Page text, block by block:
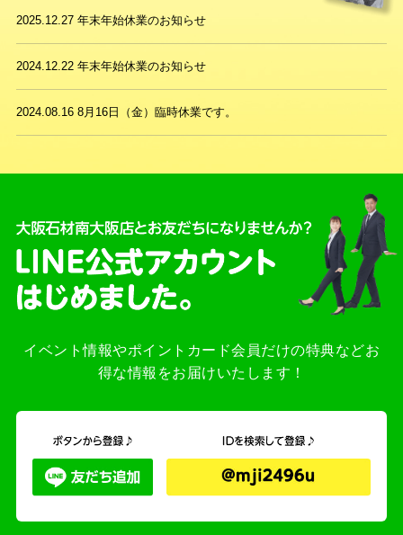
2025.12.27 年末年始休業のお知らせ
2024.12.22 年末年始休業のお知らせ
2024.08.16 8月16日（金）臨時休業です。
イベント情報やポイントカード会員だけの特典などお
得な情報をお届けいたします！